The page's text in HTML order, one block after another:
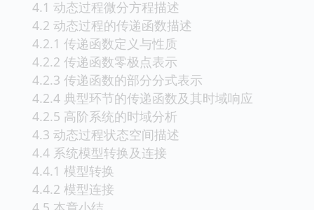
4.1 动态过程微分方程描述
4.2 动态过程的传递函数描述
4.2.1 传递函数定义与性质
4.2.2 传递函数零极点表示
4.2.3 传递函数的部分分式表示
4.2.4 典型环节的传递函数及其时域响应
4.2.5 高阶系统的时域分析
4.3 动态过程状态空间描述
4.4 系统模型转换及连接
4.4.1 模型转换
4.4.2 模型连接